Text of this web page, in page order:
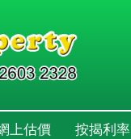
上估價 按揭利率